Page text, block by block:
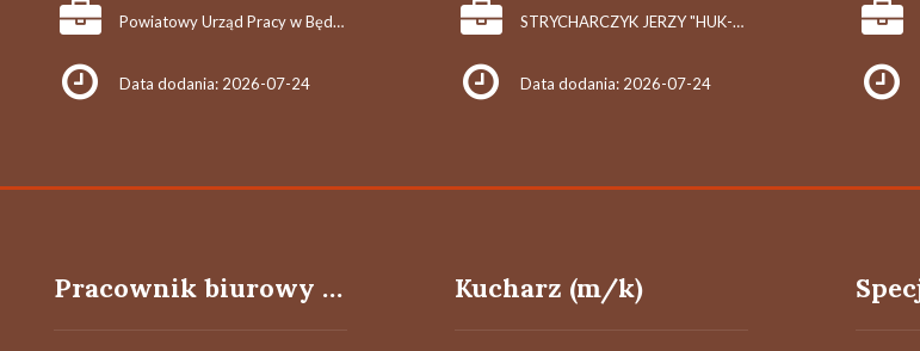
Powiatowy Urząd Pracy w Będzinie
Data dodania: 2026-07-24
STRYCHARCZYK JERZY "HUK-POŁUDNIE"
Data dodania: 2026-07-24
Pracownik biurowy - księgowy/pracowniczka biurowa-księgowa Kucharz (m/k)